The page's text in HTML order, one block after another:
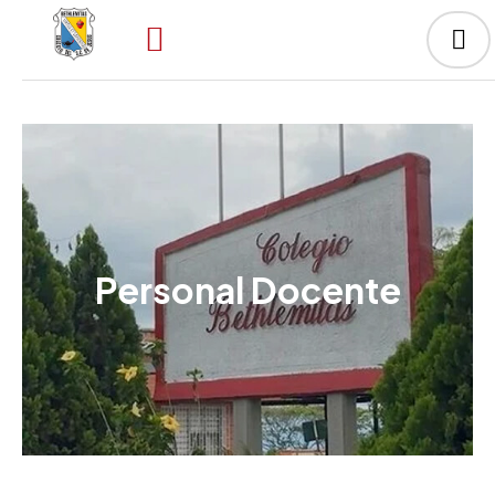
Personal Docente